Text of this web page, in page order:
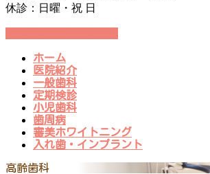
休診：日曜・祝 日
ホーム
医院紹介
一般歯科
定期検診
小児歯科
歯周病
審美ホワイトニング
入れ歯・インプラント
高齢歯科